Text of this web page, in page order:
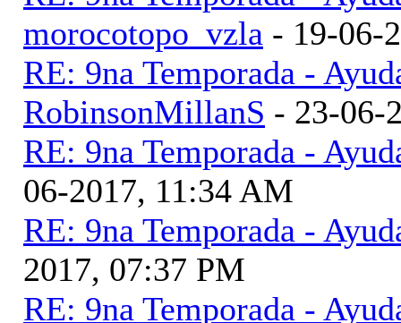
morocotopo_vzla - 19-06-
RE: 9na Temporada -
RobinsonMillanS - 23-06-
RE: 9na Temporada -
06-2017, 11:34 AM
RE: 9na Temporada -
2017, 07:37 PM
RE: 9na Temporada -